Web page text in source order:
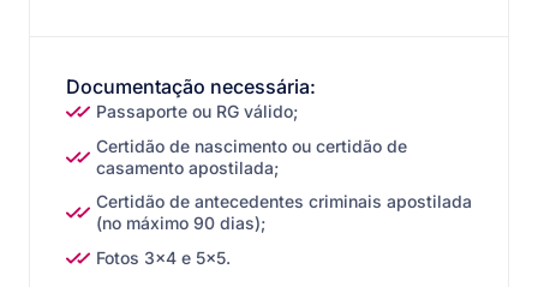
Documentação necessária:
Passaporte ou RG válido;
Certidão de nascimento ou certidão de
casamento apostilada;
Certidão de antecedentes criminais apostilada
(no máximo 90 dias);
Fotos 3×4 e 5×5.